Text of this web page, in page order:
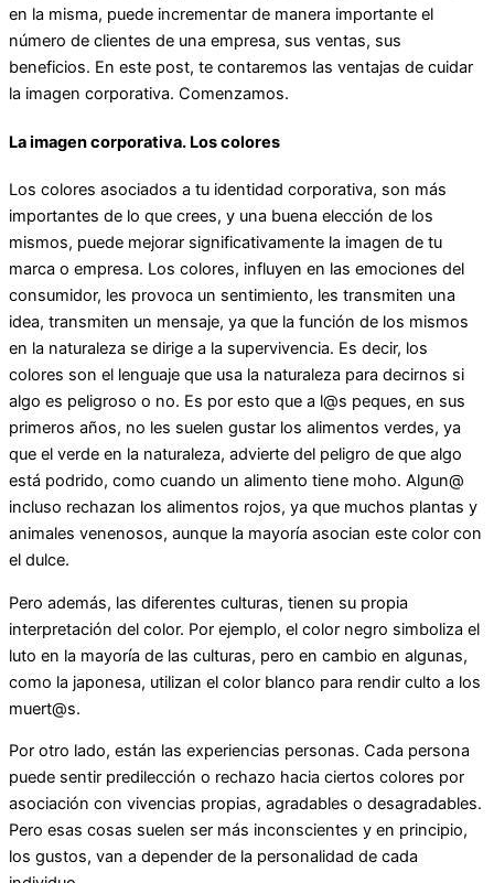
en la misma, puede incrementar de manera importante el
número de clientes de una empresa, sus ventas, sus
beneficios. En este post, te contaremos las ventajas de cuidar
la imagen corporativa. Comenzamos.
La imagen corporativa. Los colores
Los colores asociados a tu identidad corporativa, son más
importantes de lo que crees, y una buena elección de los
mismos, puede mejorar significativamente la imagen de tu
marca o empresa. Los colores, influyen en las emociones del
consumidor, les provoca un sentimiento, les transmiten una
idea, transmiten un mensaje, ya que la función de los mismos
en la naturaleza se dirige a la supervivencia. Es decir, los
colores son el lenguaje que usa la naturaleza para decirnos si
algo es peligroso o no. Es por esto que a l@s peques, en sus
primeros años, no les suelen gustar los alimentos verdes, ya
que el verde en la naturaleza, advierte del peligro de que algo
está podrido, como cuando un alimento tiene moho. Algun@
incluso rechazan los alimentos rojos, ya que muchos plantas y
animales venenosos, aunque la mayoría asocian este color con
el dulce.
Pero además, las diferentes culturas, tienen su propia
interpretación del color. Por ejemplo, el color negro simboliza el
luto en la mayoría de las culturas, pero en cambio en algunas,
como la japonesa, utilizan el color blanco para rendir culto a los
muert@s.
Por otro lado, están las experiencias personas. Cada persona
puede sentir predilección o rechazo hacia ciertos colores por
asociación con vivencias propias, agradables o desagradables.
Pero esas cosas suelen ser más inconscientes y en principio,
los gustos, van a depender de la personalidad de cada